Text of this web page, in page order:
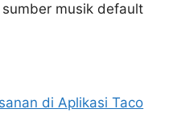
musik default
di Aplikasi Taco